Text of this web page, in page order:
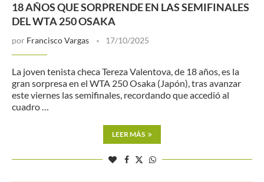
18 AÑOS QUE SORPRENDE EN LAS SEMIFINALES
DEL WTA 250 OSAKA
por Francisco Vargas 17/10/2025
La joven tenista checa Tereza Valentova, de 18 años, es la
gran sorpresa en el WTA 250 Osaka (Japón), tras avanzar
este viernes las semifinales, recordando que accedió al
cuadro …
LEER MÁS